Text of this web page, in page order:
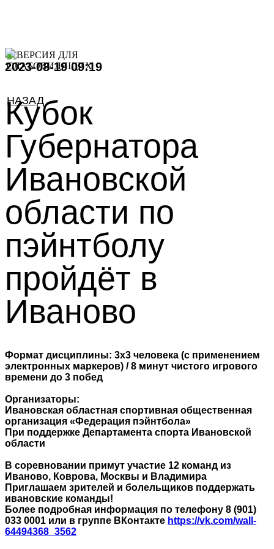
НАЗАД
2023-08-19 09:19
Кубок
Губернатора
Ивановской
области по
пэйнтболу
пройдёт в
Иваново
Формат дисциплины: 3х3 человека (с применением
электронных маркеров) / 8 минут чистого игрового
времени до 3 побед
Организаторы:
Ивановская областная спортивная общественная
организация «Федерация пэйнтбола»
При поддержке Департамента спорта Ивановской
области
В соревновании примут участие 12 команд из
Иваново, Коврова, Москвы и Владимира
Приглашаем зрителей и болельщиков поддержать
ивановские команды!
Более подробная информация по телефону 8 (901)
033 0001 или в группе ВКонтакте https://vk.com/wall-
64494368_3562